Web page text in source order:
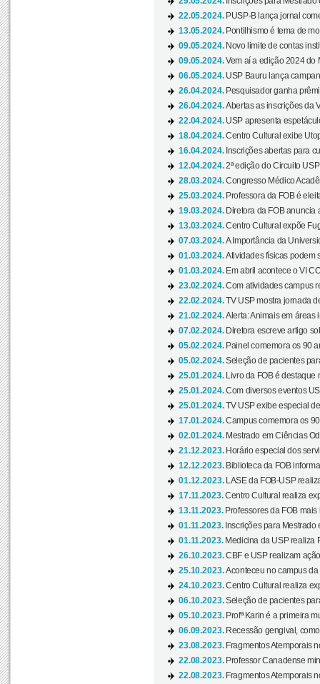
22.05.2024. PUSP-B lança jornal
13.05.2024. Pontilhismo é tema de
09.05.2024. Novo limite de contas
09.05.2024.Vem aí a edição 2024 do
06.05.2024. USP Bauru lança
26.04.2024. Pesquisador ganha
26.04.2024.Abertas as inscrições da
22.04.2024. USP apresenta
18.04.2024.Centro Cultural exibe
16.04.2024. Inscrições abertas para
12.04.2024.2ª edição do Circuito
28.03.2024.Congresso Médico
25.03.2024. Professora da FOB é
19.03.2024. Diretora da FOB anuncia
13.03.2024.Centro Cultural expõe
07.03.2024.A Importância da
01.03.2024.Atividades físicas podem
01.03.2024. Em abril acontece o VI
23.02.2024.Com atividades campus
22.02.2024.TV USP mostra jornada
21.02.2024.Alerta: Animais em áreas
07.02.2024. Diretora escreve artigo
05.02.2024. Painel comemora os 90
05.02.2024.Seleção de pacientes
25.01.2024.
Livro da FOB é destaque
25.01.2024.Com diversos eventos
25.01.2024.TV USP exibe especial
17.01.2024.Campus comemora os
02.01.2024. Mestrado em Ciências
21.12.2023. Horário especial dos
12.12.2023. Biblioteca da FOB
01.12.2023.
LASE da FOB-USP
17.11.2023.Centro Cultural realiza
13.11.2023. Professores da FOB
01.11.2023. Inscrições para
01.11.2023. Medicina da USP realiza
26.10.2023.CBF e USP realizam
25.10.2023.Aconteceu no campus da
24.10.2023.Centro Cultural realiza
06.10.2023.Seleção de pacientes
05.10.2023. Profª Karin é a primeira
06.09.2023. Recessão gengival,
23.08.2023. Fragmentos Atemporais
22.08.2023. Professor Canadense
22.08.2023. Fragmentos Atemporais